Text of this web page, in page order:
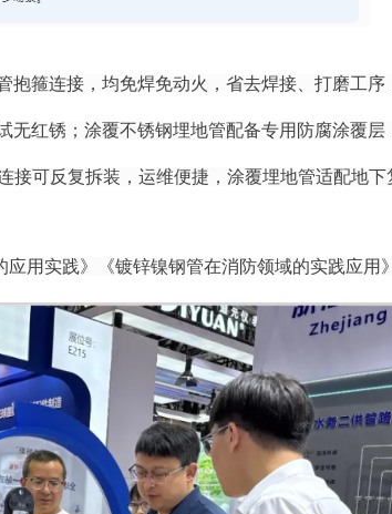
箍连接，均免焊免动火，省去焊接、打磨工序
红锈；涂覆不锈钢埋地管配备专用防腐涂覆层
接可反复拆装，运维便捷，涂覆埋地管适配地
用实践》《镀锌镍钢管在消防领域的实践应用